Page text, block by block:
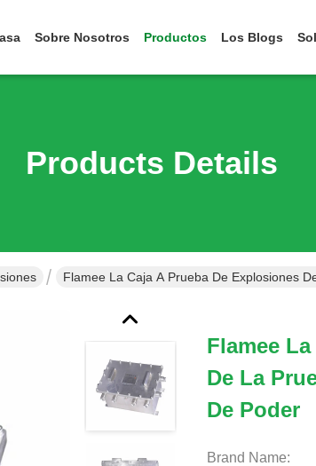
Sobre Nosotros Productos Los Blogs
Products Details
Flamee La Caja A Prueba De Explosiones
Flamee
De La
De Poder
Brand Name: